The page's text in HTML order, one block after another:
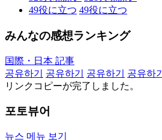
49役に立つ 49役に立つ
みんなの感想ランキング
国際・日本 記事
공유하기
공유하기 공유하기 공유하기
リンクコピーが完了しました。
포토뷰어
뉴스 메뉴 보기